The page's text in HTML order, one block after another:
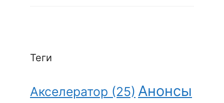
Теги
Акселератор (25) Анонсы